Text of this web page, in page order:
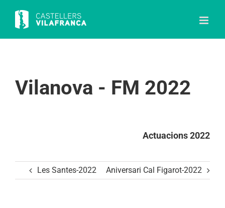
content
Vilanova - FM 2022
Actuacions 2022
Les Santes-2022 Aniversari Cal Figarot-2022